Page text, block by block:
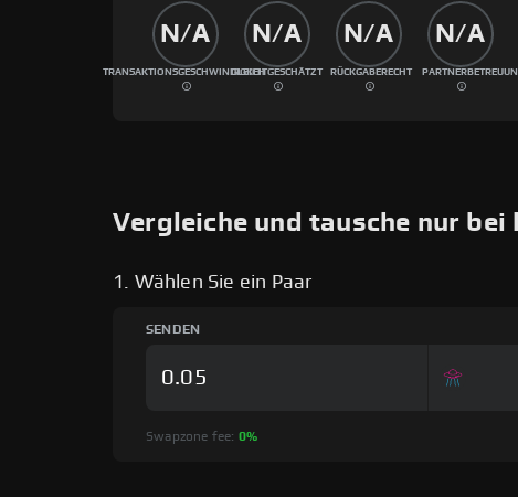
N/A
TRANSAKTIONSGESCHWINDIGKEIT
N/A
GLEICH GESCHÄTZT
N/A
RÜCKGABERECHT
N/A
Vergleiche und tausche nur
1. Wählen Sie ein Paar
SENDEN
Swapzone fee: 0%